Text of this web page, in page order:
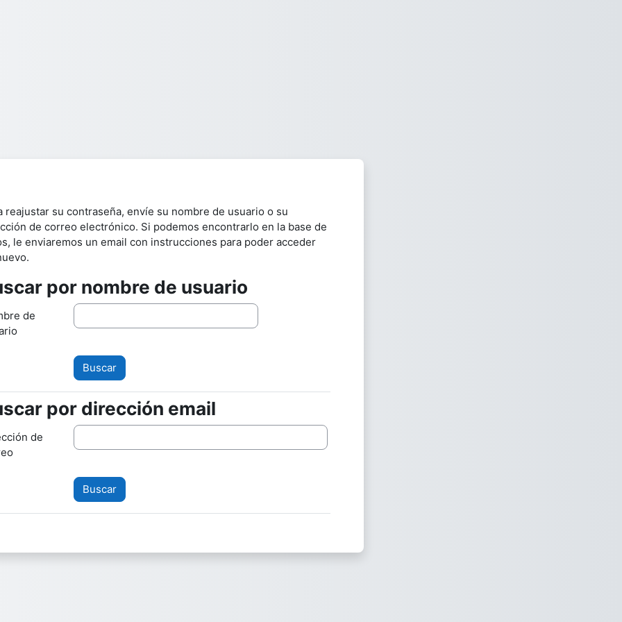
reajustar su contraseña, envíe su nombre de usuario o su
de correo electrónico. Si podemos encontrarlo en la base de
le enviaremos un email con instrucciones para poder acceder
por nombre de usuario
por nombre de usuario
de
por dirección email
por dirección email
de